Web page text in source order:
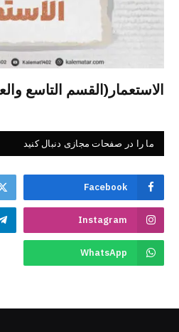
الاستعمار(القسم التاسع
ما را در صفحات مجازی دنبال کنید
Facebook
Instagram
WhatsApp